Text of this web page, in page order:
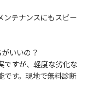
ンテナンスにもスピー
いいの？
ですが、軽度な劣化な
です。現地で無料診断